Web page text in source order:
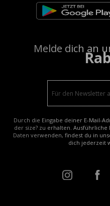
Melde dich an
Durch die Eingabe deiner E-Mail-
der size? zu erhalten.
Daten verwenden, findest du in
dich jederzeit